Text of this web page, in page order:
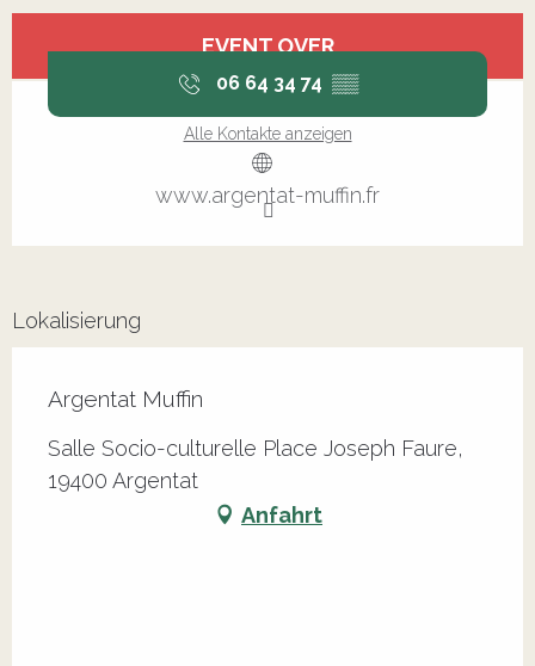
EVENT OVER
06 64 34 74 ▒▒
Alle Kontakte anzeigen
www.argentat-muffin.fr
Lokalisierung
Argentat Muffin
Salle Socio-culturelle Place Joseph Faure,
19400 Argentat
Anfahrt